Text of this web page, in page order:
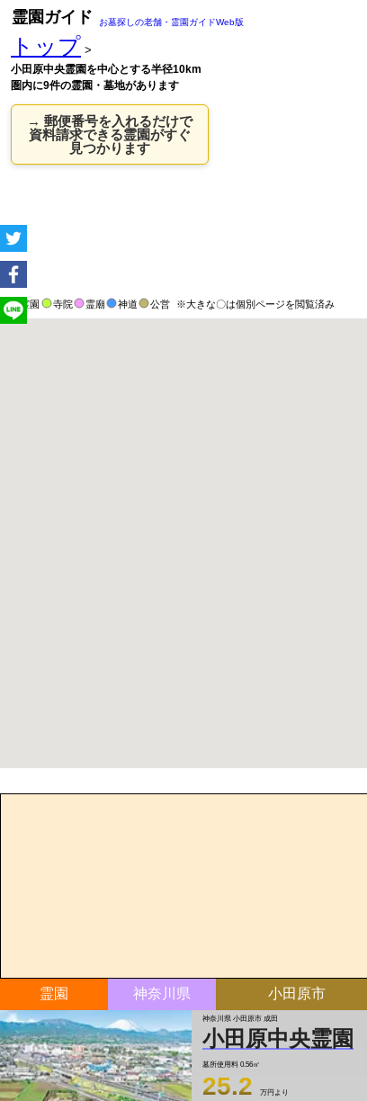
霊園ガイド お墓探しの老舗・霊園ガイドWeb版
トップ >
小田原中央霊園を中心とする半径10km
圏内に9件の霊園・墓地があります
→ 郵便番号を入れるだけで
資料請求できる霊園がすぐ
見つかります
霊園 寺院 霊廟 神道 公営 ※大きな〇は個別ページを閲覧済み
霊園 神奈川県 小田原市
神奈川県 小田原市 成田
小田原中央霊園
墓所使用料 0.56㎡
25.2 万円より